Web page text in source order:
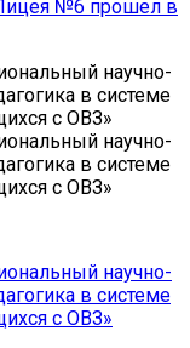
№6 прошел в
научно-
в системе
с ОВЗ»
научно-
в системе
с ОВЗ»
научно-
в системе
с ОВЗ»